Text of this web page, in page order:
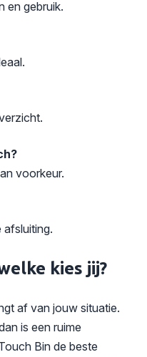
en gebruik.
voorkeur.
afsluiting.
kies jij?
af van jouw situatie.
is een ruime
Bin de beste